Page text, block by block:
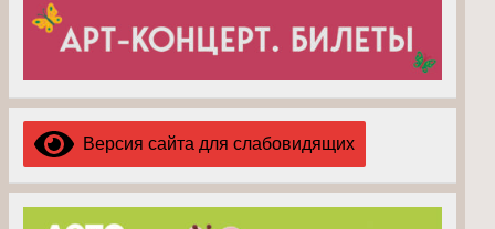
Версия сайта для слабовидящих